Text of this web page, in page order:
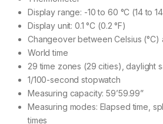
Display range: -10 to 60 °C (14 to
Display unit: 0.1 °C (0.2 °F)
Changeover between Celsius (°C)
World time
29 time zones (29 cities), daylight
1/100-second stopwatch
Measuring capacity: 59’59.99”
Measuring modes: Elapsed time,
times